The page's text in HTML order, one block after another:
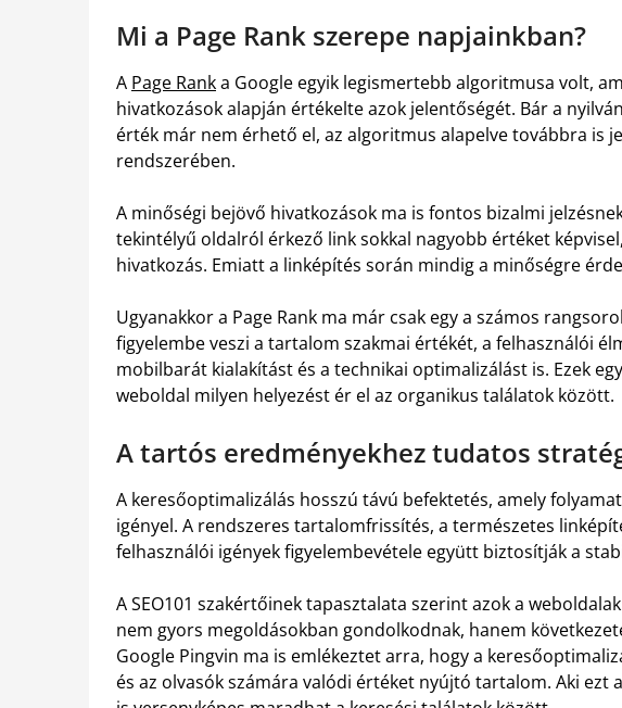
Mi a Page Rank szerepe napjainkban?
A Page Ranka Google egyik legismertebb algoritmusa volt,
hivatkozások alapján értékelte azok jelentőségét. Bár a
érték már nem érhető el, az algoritmus alapelve továbbra is
rendszerében.
A minőségi bejövő hivatkozások ma is fontos bizalmi
tekintélyű oldalról érkező link sokkal nagyobb értéket
hivatkozás. Emiatt a linképítés során mindig a minőségre
Ugyanakkor a Page Rank ma már csak egy a számos
figyelembe veszi a tartalom szakmai értékét, a felhasználói
mobilbarát kialakítást és a technikai optimalizálást is. Ezek
weboldal milyen helyezést ér el az organikus találatok között.
A tartós eredményekhez tudatos
A keresőoptimalizálás hosszú távú befektetés, amely
igényel. A rendszeres tartalomfrissítés, a természetes
felhasználói igények figyelembevétele együtt biztosítják a
A SEO101 szakértőinek tapasztalata szerint azok a
nem gyors megoldásokban gondolkodnak, hanem
Google Pingvin ma is emlékeztet arra, hogy a
és az olvasók számára valódi értéket nyújtó tartalom. Aki ezt